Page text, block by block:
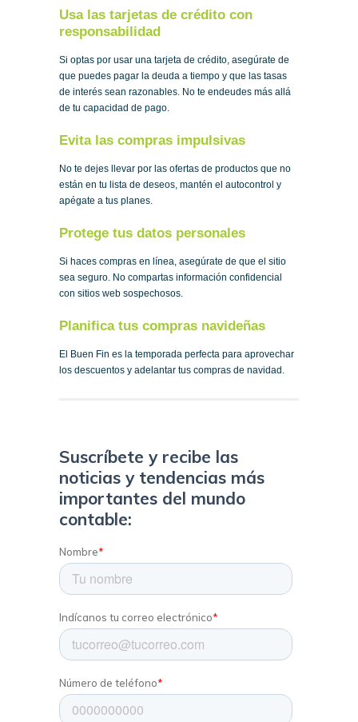
Usa las tarjetas de crédito con
responsabilidad
Si optas por usar una tarjeta de crédito, asegúrate de
que puedes pagar la deuda a tiempo y que las tasas
de interés sean razonables. No te endeudes más allá
de tu capacidad de pago.
Evita las compras impulsivas
No te dejes llevar por las ofertas de productos que no
están en tu lista de deseos, mantén el autocontrol y
apégate a tus planes.
Protege tus datos personales
Si haces compras en línea, asegúrate de que el sitio
sea seguro. No compartas información confidencial
con sitios web sospechosos.
Planifica tus compras navideñas
El Buen Fin es la temporada perfecta para aprovechar
los descuentos y adelantar tus compras de navidad.